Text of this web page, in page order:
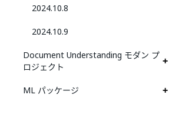
2024.10.8
2024.10.9
Document Understanding モダン プ
ロジェクト
ML パッケージ